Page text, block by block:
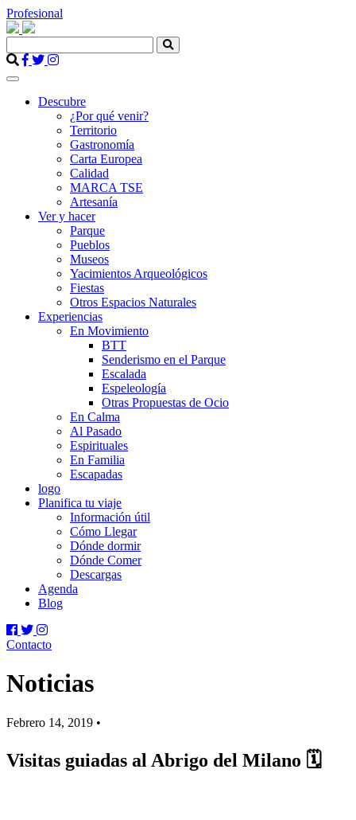
Profesional
Descubre
¿Por qué venir?
Territorio
Gastronomía
Carta Europea
Calidad
MARCA TSE
Artesanía
Ver y hacer
Parque
Pueblos
Museos
Yacimientos Arqueológicos
Fiestas
Otros Espacios Naturales
Experiencias
En Movimiento
BTT
Senderismo en el Parque
Escalada
Espeleología
Otras Propuestas de Ocio
En Calma
Al Pasado
Espirituales
En Familia
Escapadas
logo
Planifica tu viaje
Información útil
Cómo Llegar
Dónde dormir
Dónde Comer
Descargas
Agenda
Blog
Contacto
Noticias
Febrero 14, 2019 •
Visitas guiadas al Abrigo del Milano 🗓